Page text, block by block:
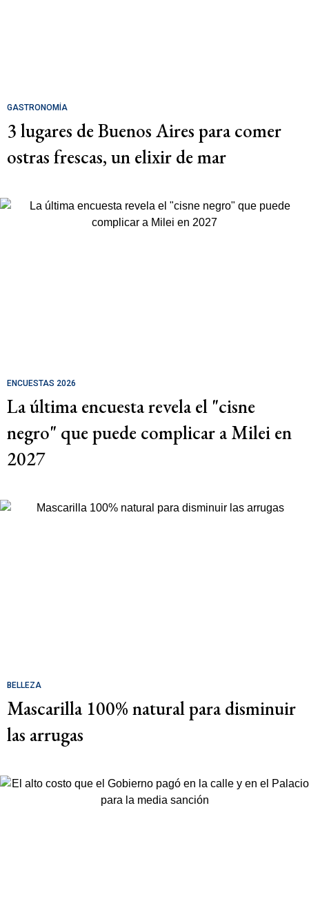
GASTRONOMÍA
3 lugares de Buenos Aires para comer
ostras frescas, un elixir de mar
ENCUESTAS 2026
La última encuesta revela el "cisne
negro" que puede complicar a Milei en
2027
BELLEZA
Mascarilla 100% natural para disminuir
las arrugas